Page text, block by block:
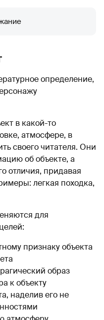
определение,
в какой-то
атмосфере, в
своего читателя. Они
об объекте, а
отличия, придавая
легкая походка,
для
признаку объекта
образ
к объекту
наделив его не